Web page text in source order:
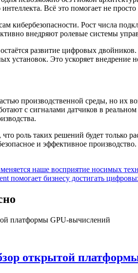
Всё это помогает не
кибербезопасности. Рост числа
внедряют ролевые системы
развитие цифровых
установок. Это ускоряет
производственной среды, но их
с сигналами датчиков в
роль таких решений будет только
и эффективное производство.
наше восприятие носимых
помогает бизнесу достигать
открытой